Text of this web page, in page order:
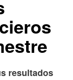
resultados